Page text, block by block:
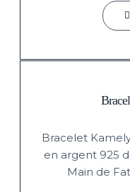
Bracelet
en argent 925
Main de